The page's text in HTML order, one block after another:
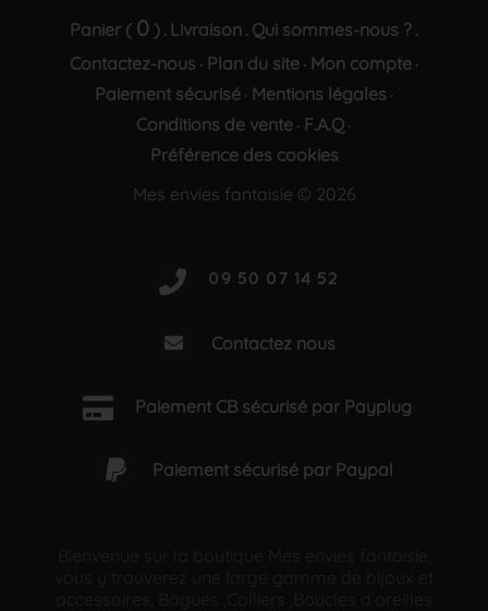
Panier ( 0 ) . Livraison . Qui sommes-nous ? .
Contactez-nous · Plan du site· Mon compte·
Paiement sécurisé· Mentions légales ·
Conditions de vente · F.A.Q ·
Préférence des cookies
Mes envies fantaisie © 2026
Contactez nous
Paiement CB sécurisé par Payplug
Paiement sécurisé par Paypal